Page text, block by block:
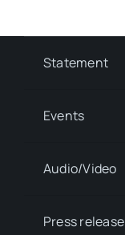
Statement
Events
Audio/Video
Press release